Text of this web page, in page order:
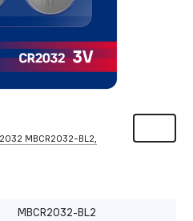
MBCR2032-BL2,
MBCR2032-BL2